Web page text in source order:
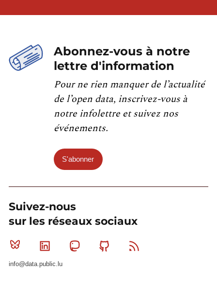
Abonnez-vous à notre
lettre d'information
Pour ne rien manquer de l’actualité
de l’open data, inscrivez-vous à
notre infolettre et suivez nos
événements.
S'abonner
Suivez-nous
sur les réseaux sociaux
Bluesky Linkedin MastodonGithub
info@data.public.lu